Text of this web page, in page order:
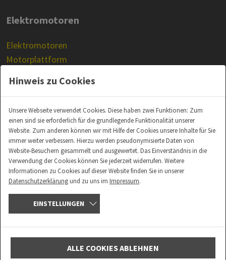
Elektromotoren
Elektromotoren
Motorplattform
KARRIERE BEI ATE
LOGIN
© Copyright 2026 ATE Antriebstechnik und Entwicklungs GmbH & Co. KG – Site
developed byALPENBLICKDREI
Hinweis zu Cookies
Unsere Webseite verwendet Cookies. Diese haben zwei Funktionen: Zum
einen sind sie erforderlich für die grundlegende Funktionalität unserer
Website. Zum anderen können wir mit Hilfe der Cookies unsere Inhalte für Sie
immer weiter verbessern. Hierzu werden pseudonymisierte Daten von
Website-Besuchern gesammelt und ausgewertet. Das Einverständnis in die
Verwendung der Cookies können Sie jederzeit widerrufen. Weitere
Informationen zu Cookies auf dieser Website finden Sie in unserer
Datenschutzerklärungund zu uns im Impressum.
EINSTELLUNGEN
ALLE COOKIES ABLEHNEN